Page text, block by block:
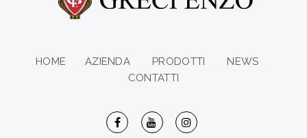
HOME AZIENDA PRODOTTI
NEWS
CONTATTI